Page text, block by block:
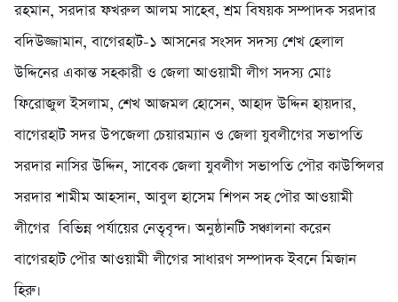
রহমান, সরদার ফখরুল আলম সাহেব, শ্রম বিষয়ক সম্পাদক সরদার
বদিউজ্জামান, বাগেরহাট-১ আসনের সংসদ সদস্য শেখ হেলাল
উদ্দিনের একান্ত সহকারী ও জেলা আওয়ামী লীগ সদস্য মোঃ
ফিরোজুল ইসলাম, শেখ আজমল হোসেন, আহাদ উদ্দিন হায়দার,
বাগেরহাট সদর উপজেলা চেয়ারম্যান ও জেলা যুবলীগের সভাপতি
সরদার নাসির উদ্দিন, সাবেক জেলা যুবলীগ সভাপতি পৌর কাউন্সিলর
সরদার শামীম আহসান, আবুল হাসেম শিপন সহ পৌর আওয়ামী
লীগের বিভিন্ন পর্যায়ের নেতৃবৃন্দ। অনুষ্ঠানটি সঞ্চালনা করেন
বাগেরহাট পৌর আওয়ামী লীগের সাধারণ সম্পাদক ইবনে মিজান
হিরু।